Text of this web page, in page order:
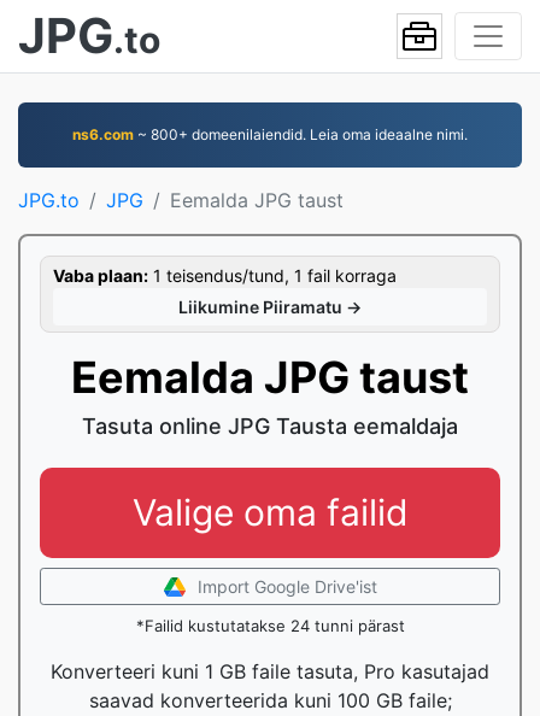
JPG.to
ns6.com ~ 800+ domeenilaiendid. Leia oma ideaalne nimi.
JPG.to JPG Eemalda JPG taust
Vaba plaan: 1 teisendus/tund, 1 fail korraga
Liikumine Piiramatu →
Eemalda JPG taust
Tasuta online JPG Tausta eemaldaja
Valige oma failid
Import Google Drive'ist
*Failid kustutatakse 24 tunni pärast
Konverteeri kuni 1 GB faile tasuta, Pro kasutajad
saavad konverteerida kuni 100 GB faile;